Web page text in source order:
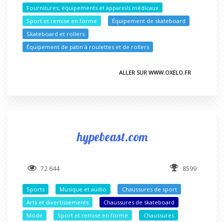
Fournitures, équipements et appareils médicaux
Sport et remise en forme
Équipement de skateboard
Skateboard et rollers
Équipement de patin à roulettes et de rollers
ALLER SUR WWW.OXELO.FR
hypebeast.com
72 644 8599
Sports Musique et audio
Chaussures de sport
Arts et divertissements
Chaussures de skateboard
Mode
Sport et remise en forme
Chaussures